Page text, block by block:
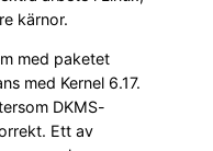
kärnor.
med paketet
med Kernel 6.17.
DKMS-
Ett av